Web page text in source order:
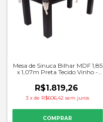
Mesa de Sinuca Bilhar MDF 1,85
x 1,07m Preta Tecido Vinho -
R$1.819,26
3 xde R$606,42 sem juros